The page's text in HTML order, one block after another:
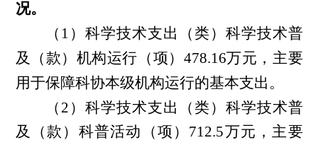
况。
（1） 科学技术支出（类）科学技术普
及（款）机构运行（项） 478.16万元，主要
用于保障科协本级机构运行的基本支出。
（2） 科学技术支出（类）科学技术普
及（款）科普活动（项） 712.5万元， 主要